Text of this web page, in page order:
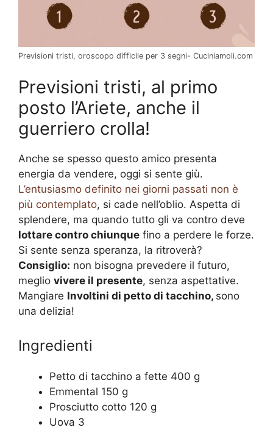
Previsioni tristi, oroscopo difficile per 3 segni- Cuciniamoli.com
Previsioni tristi, al primo
posto l’Ariete, anche il
guerriero crolla!
Anche se spesso questo amico presenta
energia da vendere, oggi si sente giù.
L’entusiasmo definito nei giorni passati non è
più contemplato, si cade nell’oblio. Aspetta di
splendere, ma quando tutto gli va contro deve
lottare contro chiunque fino a perdere le forze.
Si sente senza speranza, la ritroverà?
Consiglio: non bisogna prevedere il futuro,
meglio vivere il presente, senza aspettative.
Mangiare Involtini di petto di tacchino, sono
una delizia!
Ingredienti
Petto di tacchino a fette 400 g
Emmental 150 g
Prosciutto cotto 120 g
Uova 3